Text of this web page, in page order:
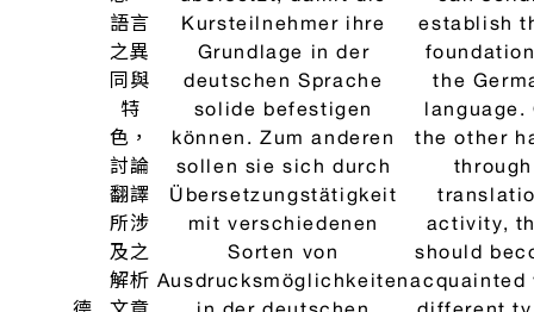
後，
學生
德文
閱讀
能力
應達
到
「歐
語參
考架
構」
Referenzrahmens (GER).
(CEFR).